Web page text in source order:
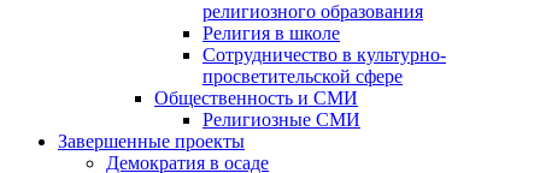
религиозного образования
Религия в школе
Сотрудничество в культурно-
просветительской сфере
Общественность и СМИ
Религиозные СМИ
Завершенные проекты
Демократия в осаде